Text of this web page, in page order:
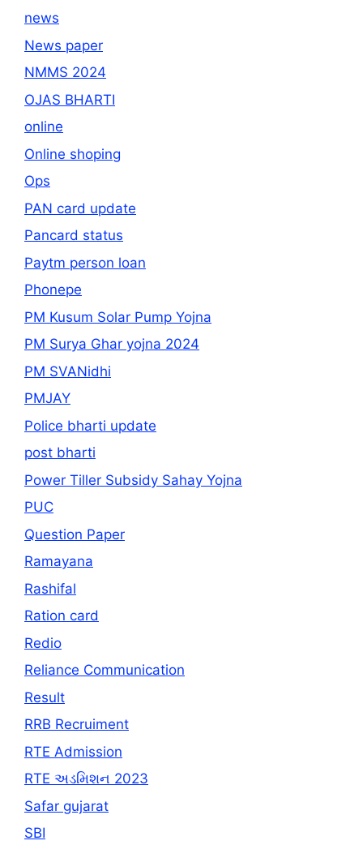
news
News paper
NMMS 2024
OJAS BHARTI
online
Online shoping
Ops
PAN card update
Pancard status
Paytm person loan
Phonepe
PM Kusum Solar Pump Yojna
PM Surya Ghar yojna 2024
PM SVANidhi
PMJAY
Police bharti update
post bharti
Power Tiller Subsidy Sahay Yojna
PUC
Question Paper
Ramayana
Rashifal
Ration card
Redio
Reliance Communication
Result
RRB Recruiment
RTE Admission
RTE અડમિશન 2023
Safar gujarat
SBI